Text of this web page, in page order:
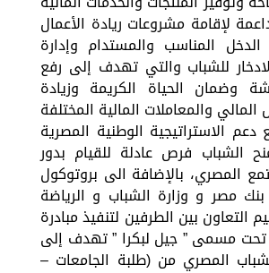
لإقامة مشروعات ريادة الأعمال
الدخل المناسب والمستدام وإدارة
للشباب والتي تهدف إلى رفع
وضمان الحياة الكريمة وزيادة
والمعاملات المالية المختلفة
الاستراتيجية الوطنية المصرية
منح الشباب فرص عادلة للقيام بدور
المصري، بالإضافة الى بروتوكول
مصر و وزارة الشباب و الرياضة
بين الطرفين لتنفيذ مبادرة
تحت مسمى ” جيل لبكرا ” تهدف إلى
المصري من (طلبة الجامعات –